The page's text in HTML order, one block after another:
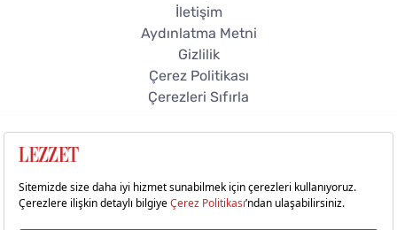
İletişim
Aydınlatma Metni
Gizlilik
Çerez Politikası
Çerezleri Sıfırla